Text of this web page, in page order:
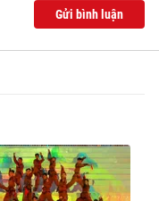
Gửi bình luận